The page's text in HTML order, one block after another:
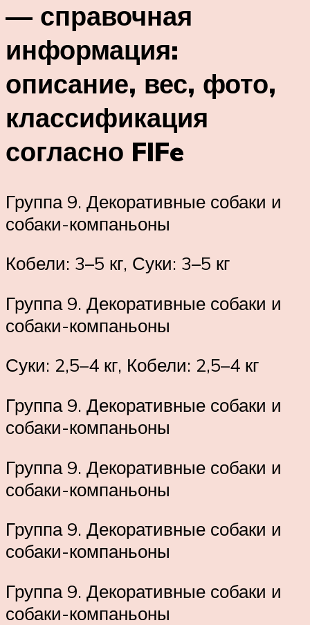
— справочная
информация:
описание, вес, фото,
классификация
согласно FIFe
Группа 9. Декоративные собаки и
собаки-компаньоны
Кобели: 3–5 кг, Суки: 3–5 кг
Группа 9. Декоративные собаки и
собаки-компаньоны
Суки: 2,5–4 кг, Кобели: 2,5–4 кг
Группа 9. Декоративные собаки и
собаки-компаньоны
Группа 9. Декоративные собаки и
собаки-компаньоны
Группа 9. Декоративные собаки и
собаки-компаньоны
Группа 9. Декоративные собаки и
собаки-компаньоны